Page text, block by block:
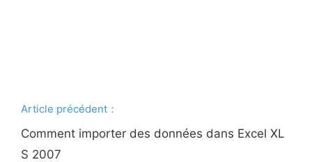
Article précédent：
Comment importer des données dans Excel XL
S 2007